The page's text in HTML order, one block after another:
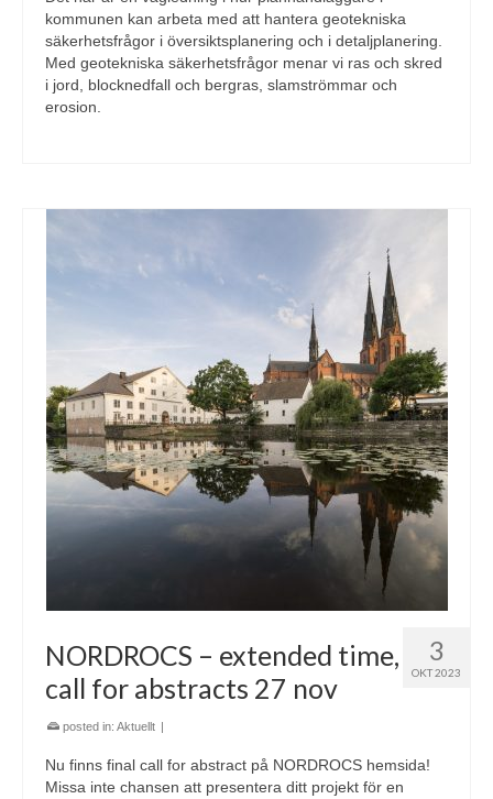
kommunen kan arbeta med att hantera geotekniska
säkerhetsfrågor i översiktsplanering och i detaljplanering.
Med geotekniska säkerhetsfrågor menar vi ras och skred
i jord, blocknedfall och bergras, slamströmmar och
erosion.
3
OKT 2023
NORDROCS – extended time,
call for abstracts 27 nov
posted in: Aktuellt |
Nu finns final call for abstract på NORDROCS hemsida!
Missa inte chansen att presentera ditt projekt för en